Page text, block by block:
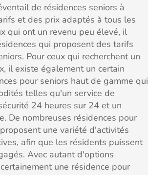
de résidences seniors à
et des prix adaptés à tous les
qui ont un revenu peu élevé, il
qui proposent des tarifs
Pour ceux qui recherchent un
il existe également un certain
pour seniors haut de gamme qui
telles qu'un service de
24 heures sur 24 et un
De nombreuses résidences pour
une variété d'activités
afin que les résidents puissent
Avec autant d'options
une résidence pour